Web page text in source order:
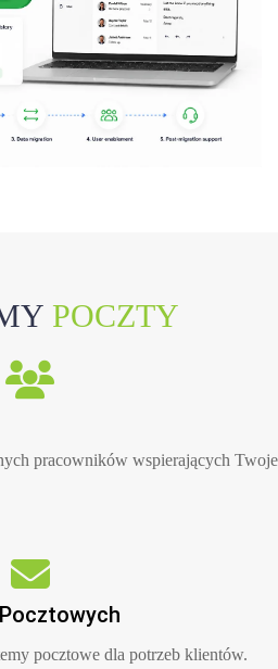
POCZTY
pracowników wspierających Twoje
pocztowe dla potrzeb klientów.